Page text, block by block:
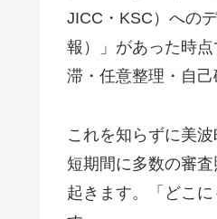
JICC・KSC）への
報）」があった時
滞・任意整理・自
これを知らずに美
短期間に多数の審
起きます。「どこ